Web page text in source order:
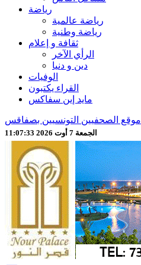
رياضة
رياضة عالمية
رياضة وطنية
ثقافة و إعلام
الرأي الآخر
دين و دنيا
الوفيات
القراء يكتبون
مايد إين سفاكس
موقع الصحفيين التونسيين بصفاقس
الجمعة 7 أوت 2026 11:07:36